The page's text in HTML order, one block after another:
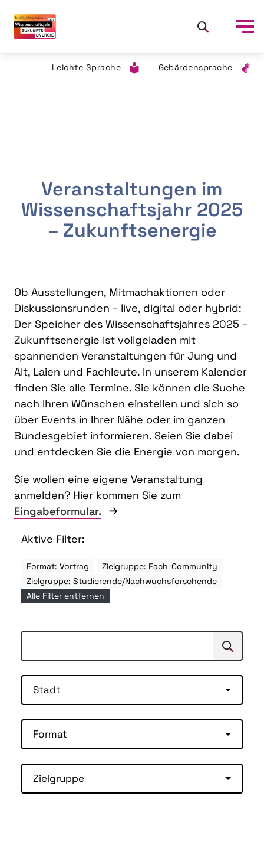
Leichte Sprache Gebärdensprache
Veranstaltungen im
Wissenschaftsjahr 2025
– Zukunftsenergie
Ob Ausstellungen, Mitmachaktionen oder
Diskussionsrunden – live, digital oder hybrid:
Der Speicher des Wissenschaftsjahres 2025 –
Zukunftsenergie ist vollgeladen mit
spannenden Veranstaltungen für Jung und
Alt, Laien und Fachleute. In unserem Kalender
finden Sie alle Termine. Sie können die Suche
nach Ihren Wünschen einstellen und sich so
über Events in Ihrer Nähe oder im ganzen
Bundesgebiet informieren. Seien Sie dabei
und entdecken Sie die Energie von morgen.
Sie wollen eine eigene Veranstaltung
anmelden? Hier kommen Sie zum
Eingabeformular.
Aktive Filter:
Format: Vortrag
Zielgruppe: Fach-Community
Zielgruppe: Studierende/Nachwuchsforschende
Alle Filter entfernen
Suchen
Stadt
Format
Zielgruppe